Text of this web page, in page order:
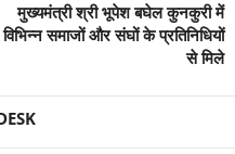
मुख्यमंत्री श्री भूपेश बघेल कुनकुरी में
विभिन्न समाजों और संघों के प्रतिनिधियों
से मिले